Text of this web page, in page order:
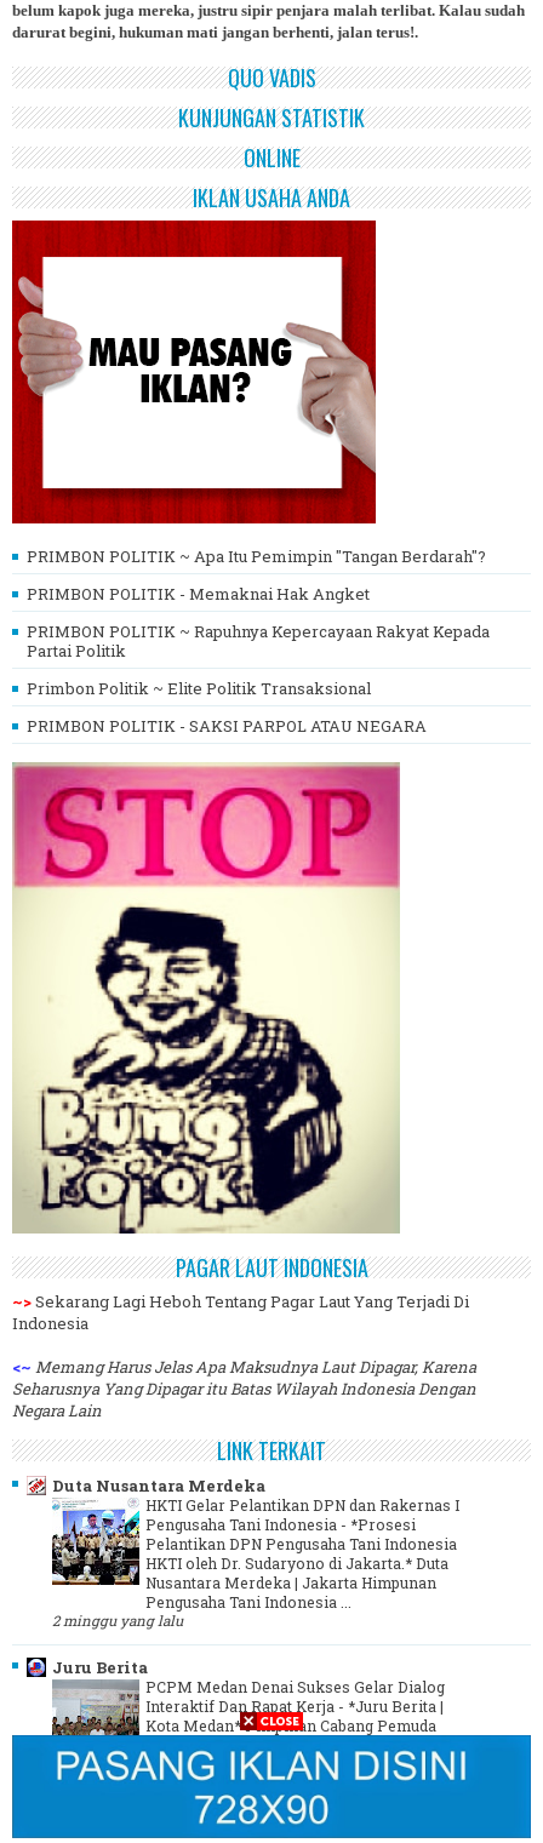
belum kapok juga mereka, justru sipir penjara malah terlibat. Kalau sudah
darurat begini, hukuman mati jangan berhenti, jalan terus!.
QUO VADIS
KUNJUNGAN STATISTIK
ONLINE
IKLAN USAHA ANDA
PRIMBON POLITIK ~ Apa Itu Pemimpin "Tangan Berdarah"?
PRIMBON POLITIK - Memaknai Hak Angket
PRIMBON POLITIK ~ Rapuhnya Kepercayaan Rakyat Kepada
Partai Politik
Primbon Politik ~ Elite Politik Transaksional
PRIMBON POLITIK - SAKSI PARPOL ATAU NEGARA
PAGAR LAUT INDONESIA
~>Sekarang Lagi Heboh Tentang Pagar Laut Yang Terjadi Di
Indonesia
<~ Memang Harus Jelas Apa Maksudnya Laut Dipagar, Karena
Seharusnya Yang Dipagar itu Batas Wilayah Indonesia Dengan
Negara Lain
LINK TERKAIT
Duta Nusantara Merdeka
HKTI Gelar Pelantikan DPN dan Rakernas I
Pengusaha Tani Indonesia - *Prosesi
Pelantikan DPN Pengusaha Tani Indonesia
HKTI oleh Dr. Sudaryono di Jakarta.* Duta
Nusantara Merdeka | Jakarta Himpunan
Pengusaha Tani Indonesia ...
2 minggu yang lalu
Juru Berita
PCPM Medan Denai Sukses Gelar Dialog
Interaktif Dan Rapat Kerja - *Juru Berita |
Kota Medan* Pimpinan Cabang Pemuda
Muhammadiyah Medan Denai Menggelar
Kegiatan Dialog Interaktif Dan Rapat Kerja
yang dilaksanakan Di Aula ...